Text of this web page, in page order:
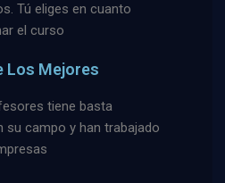
Tú eliges en cuanto
el curso
Los Mejores
tiene basta
su campo y han trabajado